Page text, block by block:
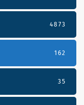
4873
162
35